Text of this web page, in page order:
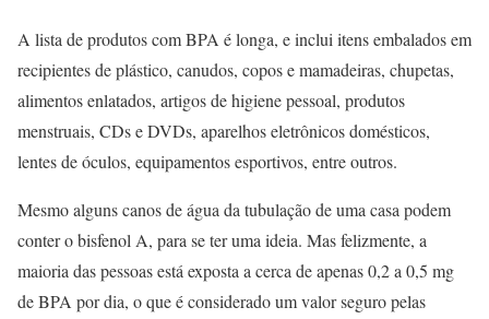
A lista de produtos com BPA é longa, e inclui itens embalados em
recipientes de plástico, canudos, copos e mamadeiras, chupetas,
alimentos enlatados, artigos de higiene pessoal, produtos
menstruais, CDs e DVDs, aparelhos eletrônicos domésticos,
lentes de óculos, equipamentos esportivos, entre outros.
Mesmo alguns canos de água da tubulação de uma casa podem
conter o bisfenol A, para se ter uma ideia. Mas felizmente, a
maioria das pessoas está exposta a cerca de apenas 0,2 a 0,5 mg
de BPA por dia, o que é considerado um valor seguro pelas